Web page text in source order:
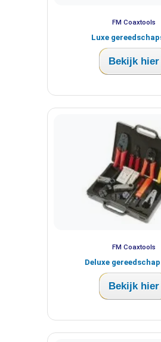
FM Coaxtools
Luxe
Bekijk hier
FM Coaxtools
Deluxe
Bekijk hier